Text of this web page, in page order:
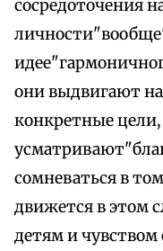
сосредоточения
они выдвигают
конкретные
сомневаться в
движется в этом
детям и чувством